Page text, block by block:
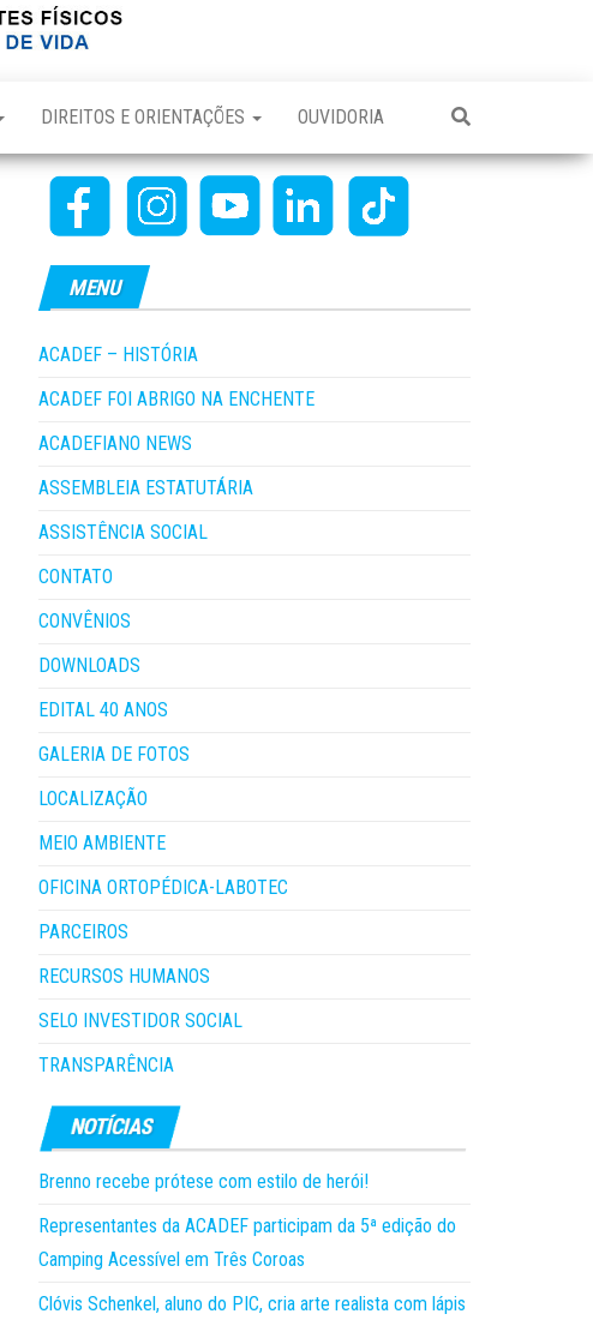
DIREITOS E ORIENTAÇÕES OUVIDORIA
MENU
ACADEF – HISTÓRIA
ACADEF FOI ABRIGO NA ENCHENTE
ACADEFIANO NEWS
ASSEMBLEIA ESTATUTÁRIA
ASSISTÊNCIA SOCIAL
CONTATO
CONVÊNIOS
DOWNLOADS
EDITAL 40 ANOS
GALERIA DE FOTOS
LOCALIZAÇÃO
MEIO AMBIENTE
OFICINA ORTOPÉDICA-LABOTEC
PARCEIROS
RECURSOS HUMANOS
SELO INVESTIDOR SOCIAL
TRANSPARÊNCIA
Brenno recebe prótese com estilo de herói!
Representantes da ACADEF participam da 5ª edição do
Camping Acessível em Três Coroas
Clóvis Schenkel, aluno do PIC, cria arte realista com lápis